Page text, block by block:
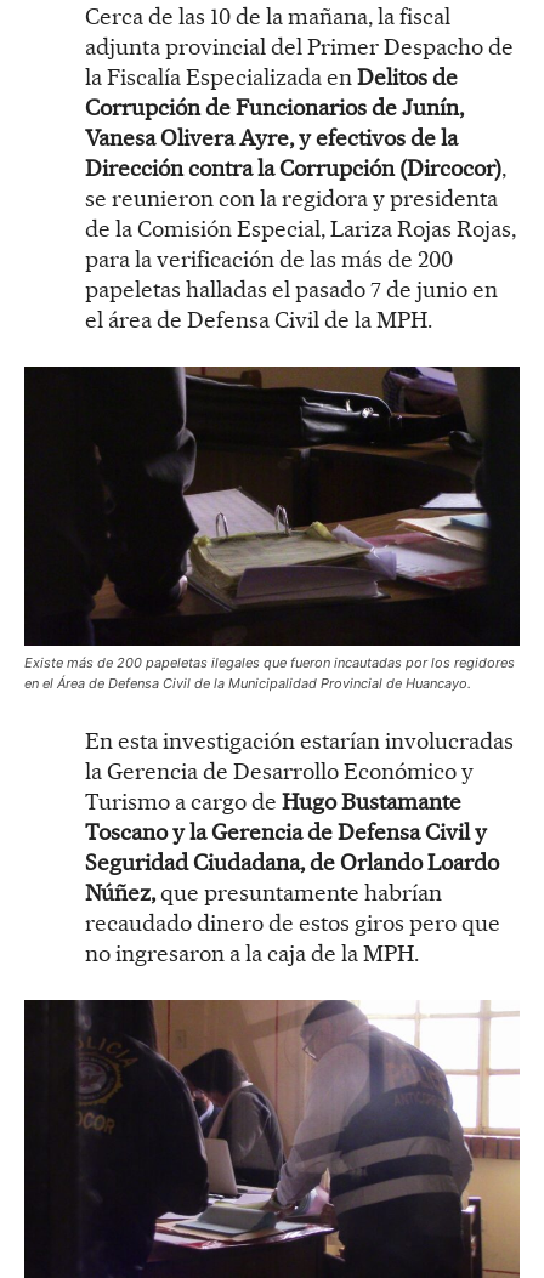
Cerca de las 10 de la mañana, la fiscal
adjunta provincial del Primer Despacho de
la Fiscalía Especializada enDelitos de
Corrupción de Funcionarios de Junín,
Vanesa Olivera Ayre, y efectivos de la
Dirección contra la Corrupción (Dircocor),
se reunieron con la regidora y presidenta
de la Comisión Especial, Lariza Rojas Rojas,
para la verificación de las más de 200
papeletas halladas el pasado 7 de junio en
el área de Defensa Civil de la MPH.
Existe más de 200 papeletas ilegales que fueron incautadas por los regidores
en el Área de Defensa Civil de la Municipalidad Provincial de Huancayo.
En esta investigación estarían involucradas
la Gerencia de Desarrollo Económico y
Turismo a cargo de Hugo Bustamante
Toscano y la Gerencia de Defensa Civil y
Seguridad Ciudadana, de Orlando Loardo
Núñez,que presuntamente habrían
recaudado dinero de estos giros pero que
no ingresaron a la caja de la MPH.